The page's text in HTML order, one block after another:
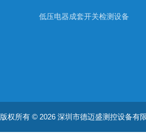
低压电器成套开关检测设备
版权所有 © 2026 深圳市德迈盛测控设备